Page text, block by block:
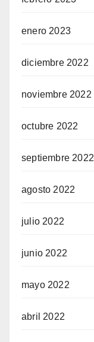
enero 2023
diciembre 2022
noviembre 2022
octubre 2022
septiembre 2022
agosto 2022
julio 2022
junio 2022
mayo 2022
abril 2022